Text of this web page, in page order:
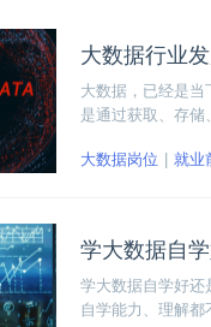
大数据行业
大数据，已经是
是通过获取、存
行业的发展前景。
大数据岗位 就业
学大数据自
学大数据自学好还
自学能力、理解